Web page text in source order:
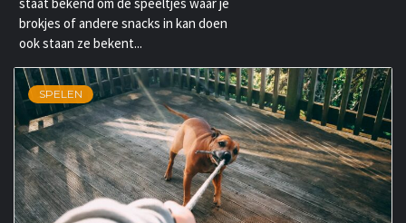
brokjes of andere snacks in kan doen
ook staan ze bekent...
SPELEN